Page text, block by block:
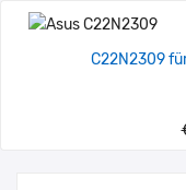
C22N2309